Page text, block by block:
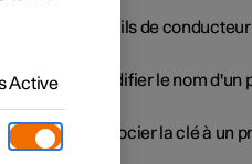
donc
Profils de conducteur
Active